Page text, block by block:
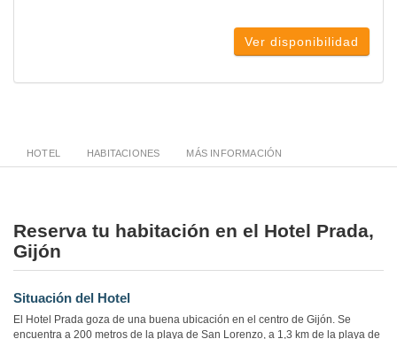
Ver disponibilidad
HOTEL HABITACIONES MÁS INFORMACIÓN
Reserva tu habitación en el Hotel Prada,
Gijón
Situación del Hotel
El Hotel Prada goza de una buena ubicación en el centro de Gijón. Se
encuentra a 200 metros de la playa de San Lorenzo, a 1,3 km de la playa de